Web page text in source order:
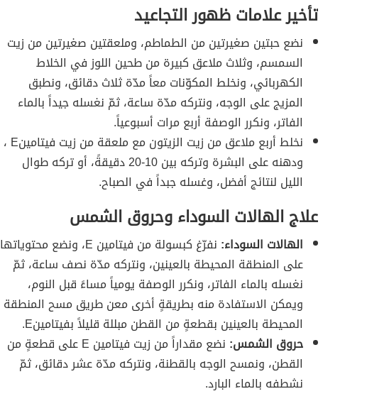
تأخير علامات ظهور التجاعيد
نضع حبتين صغيرتين من الطماطم، وملعقتين صغيرتين من زيت
السمسم، وثلاث ملاعق كبيرة من طحين اللوز في الخلاط
الكهربائي، ونخلط المكوّنات معاً مدّة ثلاث دقائق، ونطبق
المزيج على الوجه، ونتركه مدّة ساعة، ثمّ نغسله جيداً بالماء
الفاتر، ونكرر الوصفة أربع مرات أسبوعياً.
نخلط أربع ملاعق من زيت الزيتون مع ملعقة من زيت فيتامينE ،
ودهنه على البشرة وتركه بين 10-20 دقيقةً، أو تركه طوال
الليل لنتائج أفضل، وغسله جبداً في الصباح.
علاج الهالات السوداء وحروق الشمس
الهالات السوداء:
نفرّغ كبسولة من فيتامين E، ونضع محتوياتها
على المنطقة المحيطة بالعينين، ونتركه مدّة نصف ساعة، ثمّ
نغسله بالماء الفاتر، ونكرر الوصفة يومياً مساءً قبل النوم،
ويمكن الاستفادة منه بطريقةٍ أخرى معن طريق مسح المنطقة
المحيطة بالعينين بقطعةٍ من القطن مبللة قليلاً بفيتامينE.
حروق الشمس:
نضع مقداراً من زيت فيتامين E على قطعةٍ من
القطن، ونمسح الوجه بالقطنة، ونتركه مدّة عشر دقائق، ثمّ
نشطفه بالماء البارد.